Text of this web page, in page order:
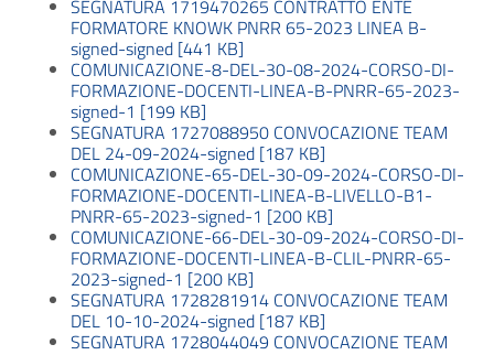
SEGNATURA 1719470265 CONTRATTO ENTE
FORMATORE KNOWK PNRR 65-2023 LINEA B-
signed-signed [441 KB]
COMUNICAZIONE-8-DEL-30-08-2024-CORSO-DI-
FORMAZIONE-DOCENTI-LINEA-B-PNRR-65-2023-
signed-1 [199 KB]
SEGNATURA 1727088950 CONVOCAZIONE TEAM
DEL 24-09-2024-signed [187 KB]
COMUNICAZIONE-65-DEL-30-09-2024-CORSO-DI-
FORMAZIONE-DOCENTI-LINEA-B-LIVELLO-B1-
PNRR-65-2023-signed-1 [200 KB]
COMUNICAZIONE-66-DEL-30-09-2024-CORSO-DI-
FORMAZIONE-DOCENTI-LINEA-B-CLIL-PNRR-65-
2023-signed-1 [200 KB]
SEGNATURA 1728281914 CONVOCAZIONE TEAM
DEL 10-10-2024-signed [187 KB]
SEGNATURA 1728044049 CONVOCAZIONE TEAM